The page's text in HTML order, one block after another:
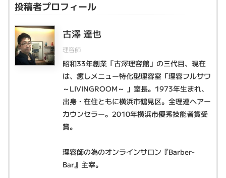
投稿者プロフィール
古澤 達也
理容師
昭和33年創業「古澤理容館」の三代目、現在
は、癒しメニュー特化型理容室「理容フルサワ
～LIVINGROOM～ 」室長。1973年生まれ、
出身・在住ともに横浜市鶴見区。全理連ヘアー
カウンセラー。2010年横浜市優秀技能者賞受
賞。
理容師の為のオンラインサロン『Barber-
Bar』主宰。